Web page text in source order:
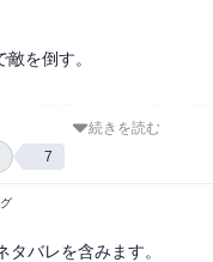
を倒す。
ンスルー組と持久戦のバ
修行を、キルアは手の回復
の人を亡くし、ゲームの
続きを読む
7
タバレを含みます。